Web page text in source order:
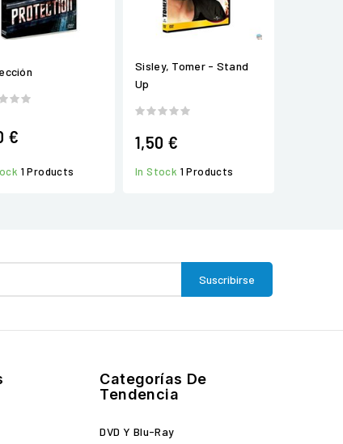
€
1 Products
Sisley, Tomer - Stand
Up
1,50 €
In Stock 1 Products
Categorías De
Tendencia
DVD Y Blu-Ray